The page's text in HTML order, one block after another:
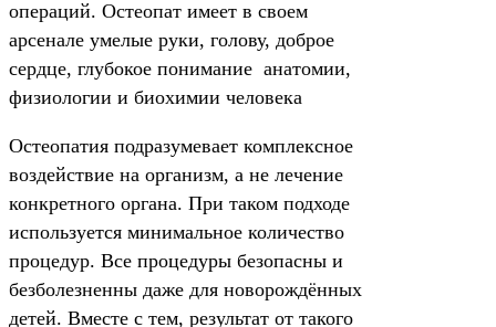
операций. Остеопат имеет в своем
арсенале умелые руки, голову, доброе
сердце, глубокое понимание анатомии,
физиологии и биохимии человека
Остеопатия подразумевает комплексное
воздействие на организм, а не лечение
конкретного органа. При таком подходе
используется минимальное количество
процедур. Все процедуры безопасны и
безболезненны даже для новорождённых
детей. Вместе с тем, результат от такого